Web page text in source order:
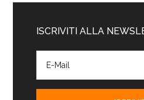
ISCRIVITI ALLA